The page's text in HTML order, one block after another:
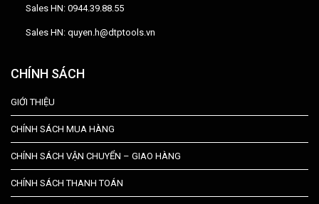
Sales HN: 0944.39.88.55
Sales HN: quyen.h@dtptools.vn
CHÍNH SÁCH
GIỚI THIỆU
CHÍNH SÁCH MUA HÀNG
CHÍNH SÁCH VẬN CHUYỂN – GIAO HÀNG
CHÍNH SÁCH THANH TOÁN